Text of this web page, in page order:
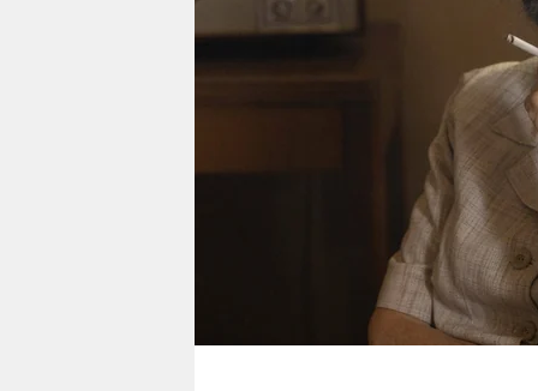
verlag
verlag
genossenschaft